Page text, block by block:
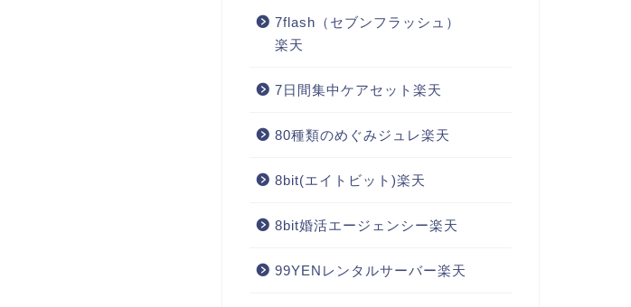
7flash（セブンフラッシュ）
楽天
7日間集中ケアセット楽天
80種類のめぐみジュレ楽天
8bit(エイトビット)楽天
8bit婚活エージェンシー楽天
99YENレンタルサーバー楽天